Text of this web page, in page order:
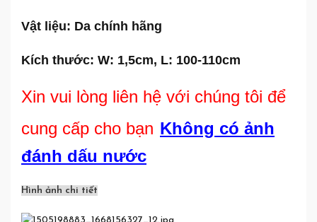
Vật liệu: Da chính hãng
Kích thước: W: 1,5cm, L: 100-110cm
Xin vui lòng liên hệ với chúng tôi để
cung cấp cho bạn Không có ảnh
đánh dấu nước
Hình ảnh chi tiết